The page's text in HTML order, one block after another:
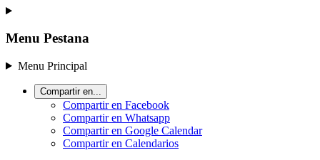
Menu Pestana
Menu Principal
Compartir en...
Compartir en Facebook
Compartir en Whatsapp
Compartir en Google Calendar
Compartir en Calendarios